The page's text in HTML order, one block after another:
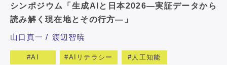
シンポジウム「生成AIと日本2026―実証データから
読み解く現在地とその行方―」
山口真一 渡辺智暁
AI AIリテラシー 人工知能